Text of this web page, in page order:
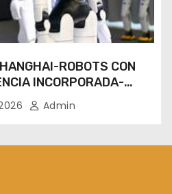
ROBOTS CON
INCORPORADA-
Admin